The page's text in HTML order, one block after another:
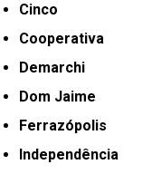
Cinco
Cooperativa
Demarchi
Dom Jaime
Ferrazópolis
Independência